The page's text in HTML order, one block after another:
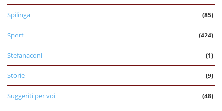
Spilinga (85)
Sport (424)
Stefanaconi (1)
Storie (9)
Suggeriti per voi (48)